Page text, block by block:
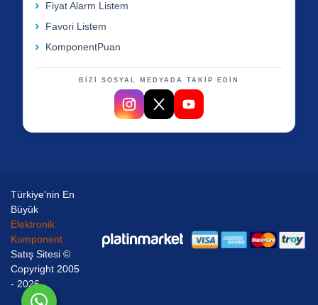
Fiyat Alarm Listem
Favori Listem
KomponentPuan
BİZİ SOSYAL MEDYADA TAKİP EDİN
Türkiye'nin En
Büyük
Elektronik
Komponent
Satış Sitesi ©
Copyright 2005
- 2026